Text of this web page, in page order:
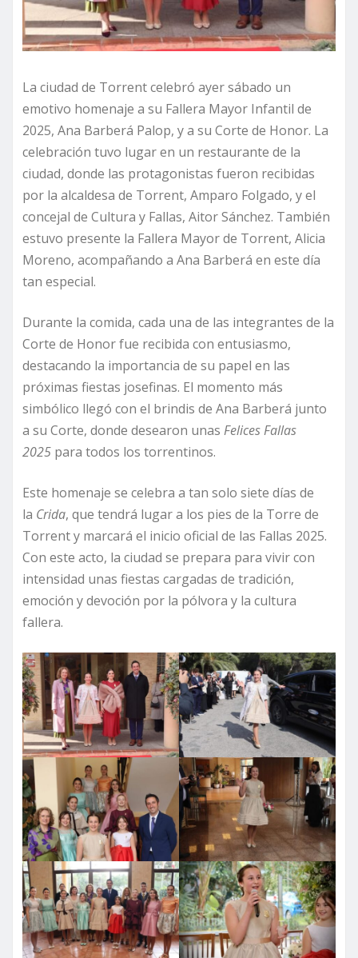
La ciudad de Torrent celebró ayer sábado un
emotivo homenaje a su Fallera Mayor Infantil de
2025, Ana Barberá Palop, y a su Corte de Honor. La
celebración tuvo lugar en un restaurante de la
ciudad, donde las protagonistas fueron recibidas
por la alcaldesa de Torrent, Amparo Folgado, y el
concejal de Cultura y Fallas, Aitor Sánchez. También
estuvo presente la Fallera Mayor de Torrent, Alicia
Moreno, acompañando a Ana Barberá en este día
tan especial.
Durante la comida, cada una de las integrantes de la
Corte de Honor fue recibida con entusiasmo,
destacando la importancia de su papel en las
próximas fiestas josefinas. El momento más
simbólico llegó con el brindis de Ana Barberá junto
a su Corte, donde desearon unas Felices Fallas
2025 para todos los torrentinos.
Este homenaje se celebra a tan solo siete días de
la Crida, que tendrá lugar a los pies de la Torre de
Torrent y marcará el inicio oficial de las Fallas 2025.
Con este acto, la ciudad se prepara para vivir con
intensidad unas fiestas cargadas de tradición,
emoción y devoción por la pólvora y la cultura
fallera.